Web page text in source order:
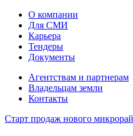
О компании
Для СМИ
Карьера
Тендеры
Документы
Агентствам и партнерам
Владельцам земли
Контакты
Старт продаж нового